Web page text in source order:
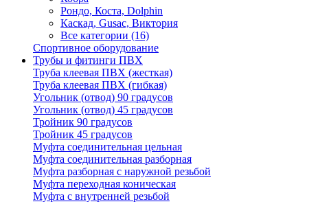
Рондо, Коста, Dolphin
Каскад, Gusac, Виктория
Все категории (16)
Спортивное оборудование
Трубы и фитинги ПВХ
Труба клеевая ПВХ (жесткая)
Труба клеевая ПВХ (гибкая)
Угольник (отвод) 90 градусов
Угольник (отвод) 45 градусов
Тройник 90 градусов
Тройник 45 градусов
Муфта соединительная цельная
Муфта соединительная разборная
Муфта разборная с наружной резьбой
Муфта переходная коническая
Муфта с внутренней резьбой